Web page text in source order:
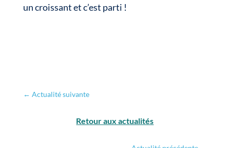
un croissant et c’est parti !
← Actualité suivante
Retour aux actualités